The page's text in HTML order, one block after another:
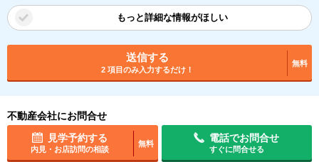
もっと詳細な情報がほしい
送信する
2 項目のみ入力するだけ！
無料
不動産会社にお問合せ
見学予約する
内見・お店訪問の相談
無料
電話でお問合せ
すぐに問合せる